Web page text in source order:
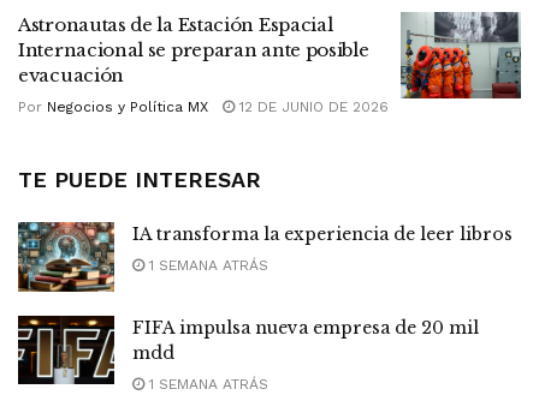
Astronautas de la Estación Espacial
Internacional se preparan ante posible
evacuación
Por Negocios y Política MX 12 DE JUNIO DE 2026
TE PUEDE INTERESAR
IA transforma la experiencia de leer libros
1 SEMANA ATRÁS
FIFA impulsa nueva empresa de 20 mil
mdd
1 SEMANA ATRÁS